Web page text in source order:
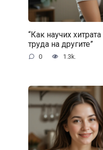
“Как научих
труда на другите”
0 1.3k.